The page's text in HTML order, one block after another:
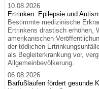
10.08.2026
Ertrinken: Epilepsie und
Bestimmte medizinische
Ertrinkens drastisch erhöhen,
amerikanischen
der tödlichen
als Begleiterkrankung vor,
Allgemeinbevölkerung.
06.08.2026
Barfußlaufen fördert gesunde